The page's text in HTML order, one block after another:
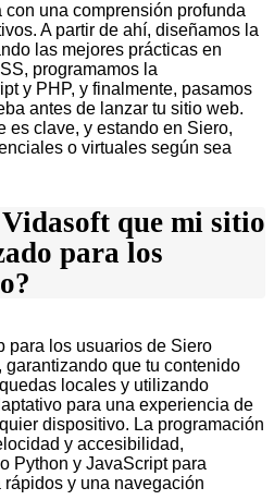
una comprensión profunda
A partir de ahí, diseñamos la
las mejores prácticas en
programamos la
y PHP, y finalmente, pasamos
antes de lanzar tu sitio web.
es clave, y estando en Siero,
o virtuales según sea
que mi sitio
para los
para los usuarios de Siero
que tu contenido
locales y utilizando
para una experiencia de
dispositivo. La programación
y accesibilidad,
Python y JavaScript para
y una navegación